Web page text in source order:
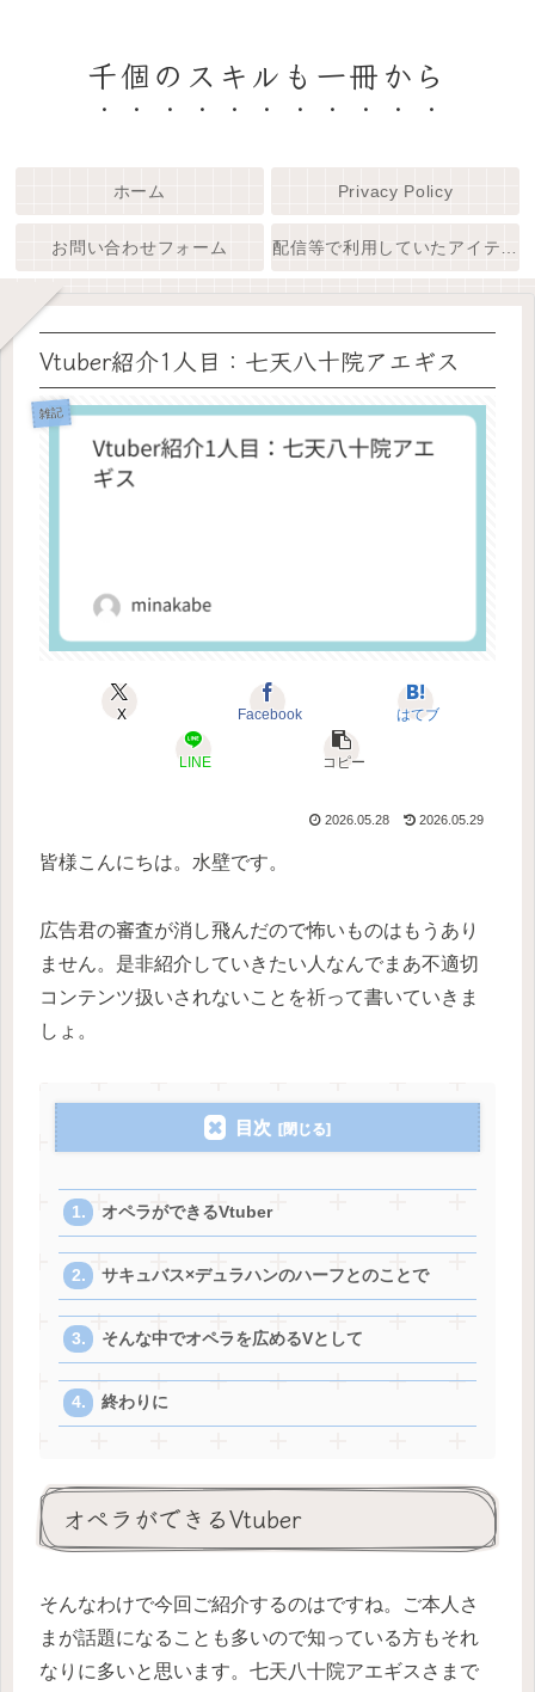
千個のスキルも一冊から
ホーム Privacy Policy
お問い合わせフォーム
Vtuber紹介1人目：七天八十院アエギス
雑記
X Facebook はてブ
LINE コピー
2026.05.28 2026.05.29
皆様こんにちは。水壁です。
広告君の審査が消し飛んだので怖いものはもうあり
ません。是非紹介していきたい人なんでまあ不適切
コンテンツ扱いされないことを祈って書いていきま
しょ。
目次
オペラができるVtuber
サキュバス×デュラハンのハーフとのことで
そんな中でオペラを広めるVとして
終わりに
オペラができるVtuber
そんなわけで今回ご紹介するのはですね。ご本人さ
まが話題になることも多いので知っている方もそれ
なりに多いと思います。七天八十院アエギスさまで